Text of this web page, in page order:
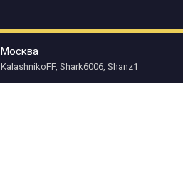
Москва
KalashnikoFF, Shark6006, Shanz1